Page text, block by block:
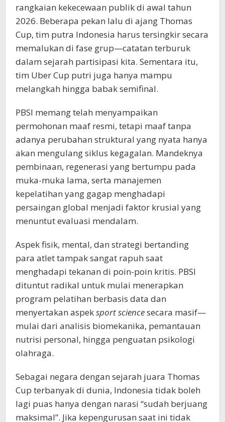
rangkaian kekecewaan publik di awal tahun
2026. Beberapa pekan lalu di ajang Thomas
Cup, tim putra Indonesia harus tersingkir secara
memalukan di fase grup—catatan terburuk
dalam sejarah partisipasi kita. Sementara itu,
tim Uber Cup putri juga hanya mampu
melangkah hingga babak semifinal.
PBSI memang telah menyampaikan
permohonan maaf resmi, tetapi maaf tanpa
adanya perubahan struktural yang nyata hanya
akan mengulang siklus kegagalan. Mandeknya
pembinaan, regenerasi yang bertumpu pada
muka-muka lama, serta manajemen
kepelatihan yang gagap menghadapi
persaingan global menjadi faktor krusial yang
menuntut evaluasi mendalam.
Aspek fisik, mental, dan strategi bertanding
para atlet tampak sangat rapuh saat
menghadapi tekanan di poin-poin kritis. PBSI
dituntut radikal untuk mulai menerapkan
program pelatihan berbasis data dan
menyertakan aspeksport sciencesecara masif—
mulai dari analisis biomekanika, pemantauan
nutrisi personal, hingga penguatan psikologi
olahraga.
Sebagai negara dengan sejarah juara Thomas
Cup terbanyak di dunia, Indonesia tidak boleh
lagi puas hanya dengan narasi “sudah berjuang
maksimal”. Jika kepengurusan saat ini tidak